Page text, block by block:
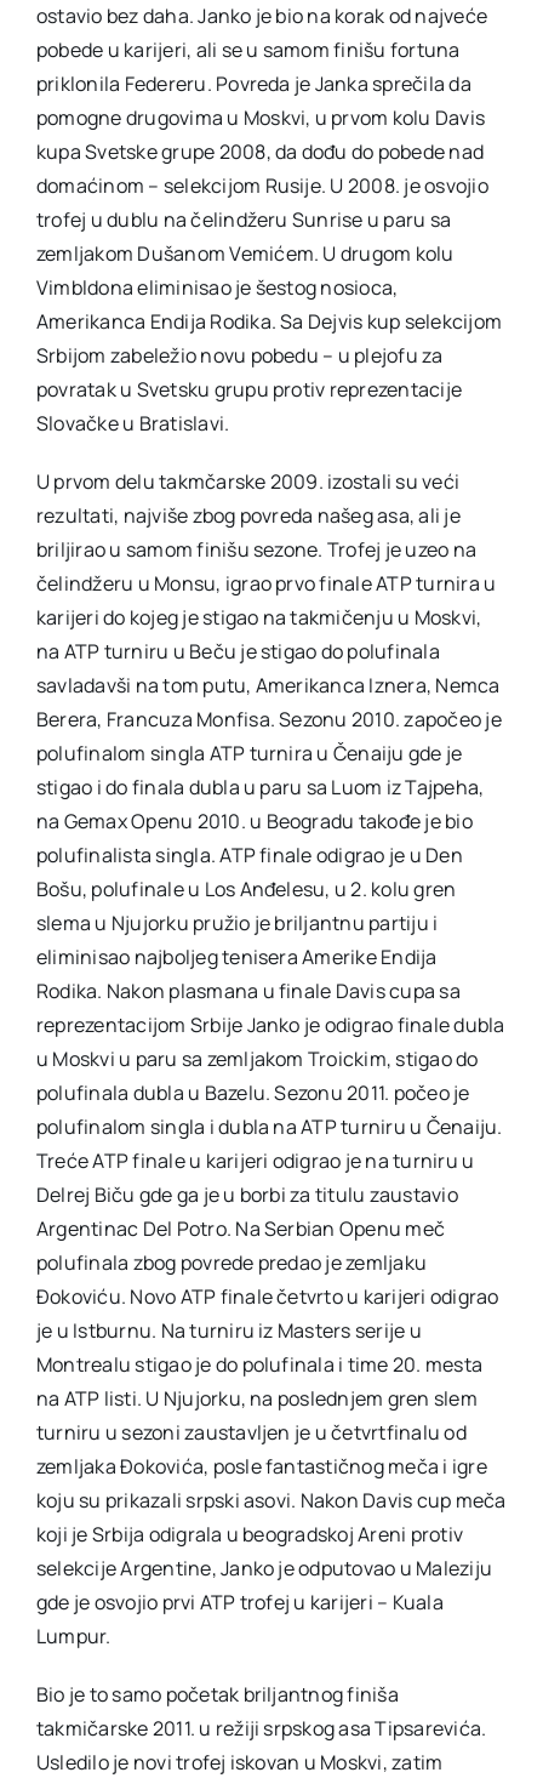
ostavio bez daha. Janko je bio na korak od najveće
pobede u karijeri, ali se u samom finišu fortuna
priklonila Federeru. Povreda je Janka sprečila da
pomogne drugovima u Moskvi, u prvom kolu Davis
kupa Svetske grupe 2008, da dođu do pobede nad
domaćinom – selekcijom Rusije. U 2008. je osvojio
trofej u dublu na čelindžeru Sunrise u paru sa
zemljakom Dušanom Vemićem. U drugom kolu
Vimbldona eliminisao je šestog nosioca,
Amerikanca Endija Rodika. Sa Dejvis kup selekcijom
Srbijom zabeležio novu pobedu – u plejofu za
povratak u Svetsku grupu protiv reprezentacije
Slovačke u Bratislavi.
U prvom delu takmčarske 2009. izostali su veći
rezultati, najviše zbog povreda našeg asa, ali je
briljirao u samom finišu sezone. Trofej je uzeo na
čelindžeru u Monsu, igrao prvo finale ATP turnira u
karijeri do kojeg je stigao na takmičenju u Moskvi,
na ATP turniru u Beču je stigao do polufinala
savladavši na tom putu, Amerikanca Iznera, Nemca
Berera, Francuza Monfisa. Sezonu 2010. započeo je
polufinalom singla ATP turnira u Čenaiju gde je
stigao i do finala dubla u paru sa Luom iz Tajpeha,
na Gemax Openu 2010. u Beogradu takođe je bio
polufinalista singla. ATP finale odigrao je u Den
Bošu, polufinale u Los Anđelesu, u 2. kolu gren
slema u Njujorku pružio je briljantnu partiju i
eliminisao najboljeg tenisera Amerike Endija
Rodika. Nakon plasmana u finale Davis cupa sa
reprezentacijom Srbije Janko je odigrao finale dubla
u Moskvi u paru sa zemljakom Troickim, stigao do
polufinala dubla u Bazelu. Sezonu 2011. počeo je
polufinalom singla i dubla na ATP turniru u Čenaiju.
Treće ATP finale u karijeri odigrao je na turniru u
Delrej Biču gde ga je u borbi za titulu zaustavio
Argentinac Del Potro. Na Serbian Openu meč
polufinala zbog povrede predao je zemljaku
Đokoviću. Novo ATP finale četvrto u karijeri odigrao
je u Istburnu. Na turniru iz Masters serije u
Montrealu stigao je do polufinala i time 20. mesta
na ATP listi. U Njujorku, na poslednjem gren slem
turniru u sezoni zaustavljen je u četvrtfinalu od
zemljaka Đokovića, posle fantastičnog meča i igre
koju su prikazali srpski asovi. Nakon Davis cup meča
koji je Srbija odigrala u beogradskoj Areni protiv
selekcije Argentine, Janko je odputovao u Maleziju
gde je osvojio prvi ATP trofej u karijeri – Kuala
Lumpur.
Bio je to samo početak briljantnog finiša
takmičarske 2011. u režiji srpskog asa Tipsarevića.
Usledilo je novi trofej iskovan u Moskvi, zatim